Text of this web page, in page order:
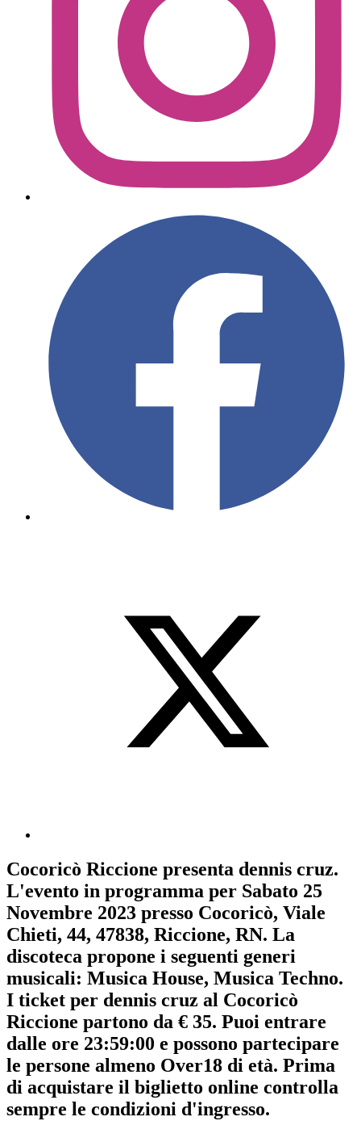
Cocoricò Riccione presenta dennis cruz.
L'evento in programma per Sabato 25
Novembre 2023 presso Cocoricò, Viale
Chieti, 44, 47838, Riccione, RN. La
discoteca propone i seguenti generi
musicali: Musica House, Musica Techno.
I ticket per dennis cruz al Cocoricò
Riccione partono da € 35. Puoi entrare
dalle ore 23:59:00 e possono partecipare
le persone almeno Over18 di età. Prima
di acquistare il biglietto online controlla
sempre le condizioni d'ingresso.